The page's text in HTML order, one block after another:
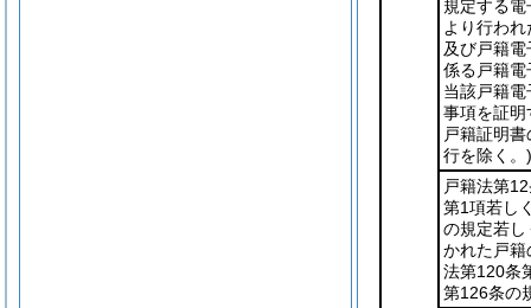
規定する電
より行わ
及び戸籍
係る戸籍電
当該戸籍
事項を証明
戸籍証明
行を除く。)
戸籍法第
第1項若し
の規定若し
かれた戸籍
法第120条
第126条の